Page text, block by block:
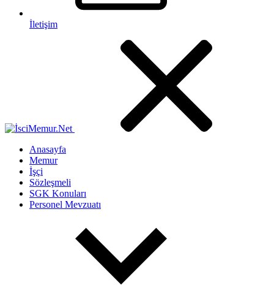
İletişim
Anasayfa
Memur
İşçi
Sözleşmeli
SGK Konuları
Personel Mevzuatı